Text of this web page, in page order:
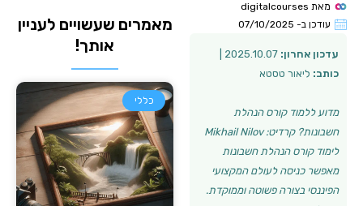
מאת
עודכן ב- 07/10/2025
עדכון אחרון:
כותב: ליאור טסטא
מדוע ללמוד קורס הנהלת
חשבונות? קרדיט: Mikhail Nilov
לימוד קורס הנהלת חשבונות
מאפשר כניסה לעולם המקצועי
הפיננסי בצורה פשוטה וממוקדת.
מאמרים שעשויים לעניין
אותך!
כללי